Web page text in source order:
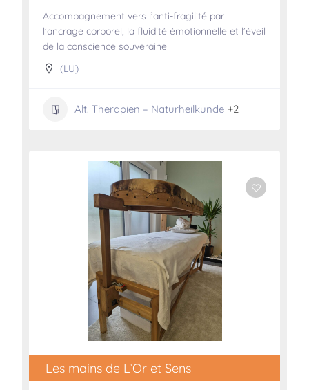
Accompagnement vers l’anti-fragilité par
l’ancrage corporel, la fluidité émotionnelle et l’éveil
de la conscience souveraine
(LU)
Alt. Therapien – Naturheilkunde +2
Les mains de L’Or et Sens